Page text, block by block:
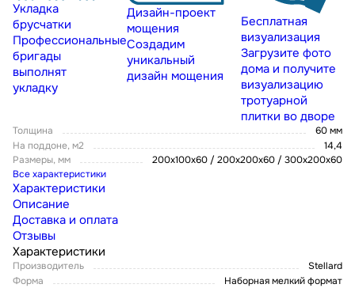
Укладка
брусчатки
Профессиональные
бригады
выполнят
укладку
Дизайн-проект
мощения
Создадим
уникальный
дизайн мощения
Бесплатная
визуализация
Загрузите фото
дома и получите
визуализацию
тротуарной
плитки во дворе
Толщина
60 мм
На поддоне, м2
14,4
Размеры, мм
200х100х60 / 200х200х60 / 300х200х60
Все характеристики
Характеристики
Описание
Доставка и оплата
Отзывы
Характеристики
Производитель
Stellard
Форма
Наборная мелкий формат